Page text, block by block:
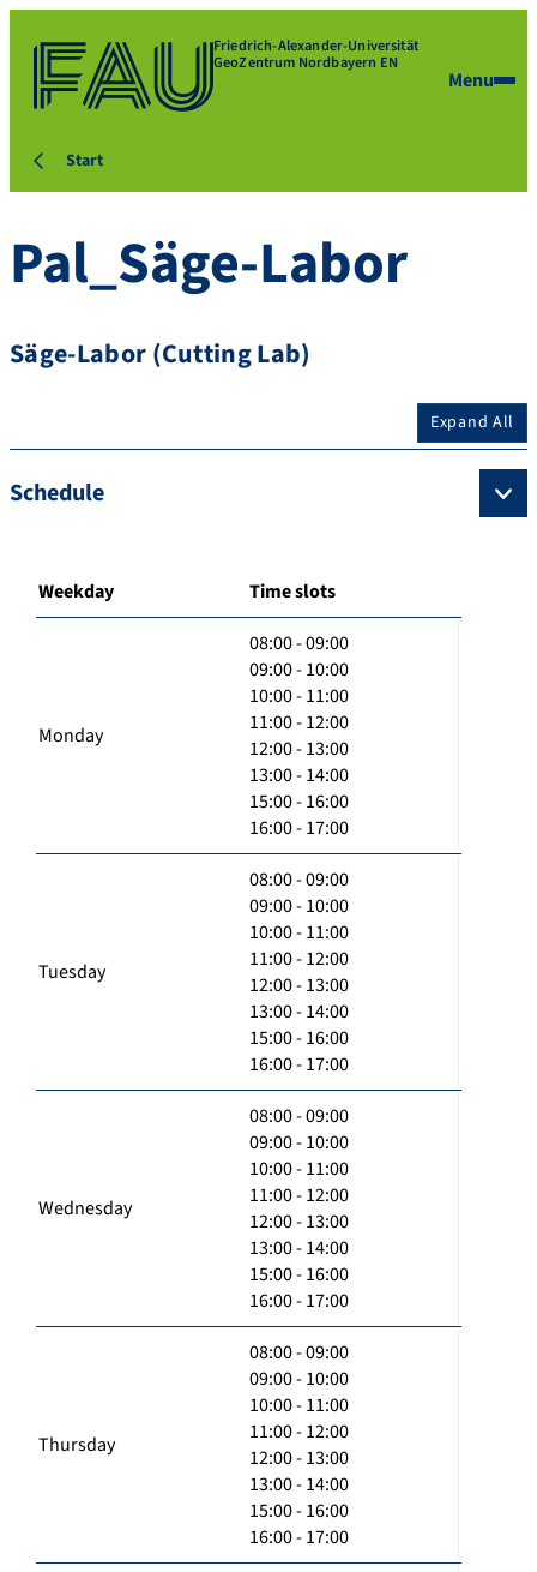
Friedrich-Alexander-Universität
GeoZentrum Nordbayern EN
Menu
Start
Pal_Säge-Labor
Säge-Labor (Cutting Lab)
Expand All
Schedule
Weekday Time slots
Monday
08:00 - 09:00
09:00 - 10:00
10:00 - 11:00
11:00 - 12:00
12:00 - 13:00
13:00 - 14:00
15:00 - 16:00
16:00 - 17:00
Tuesday
08:00 - 09:00
09:00 - 10:00
10:00 - 11:00
11:00 - 12:00
12:00 - 13:00
13:00 - 14:00
15:00 - 16:00
16:00 - 17:00
Wednesday
08:00 - 09:00
09:00 - 10:00
10:00 - 11:00
11:00 - 12:00
12:00 - 13:00
13:00 - 14:00
15:00 - 16:00
16:00 - 17:00
Thursday
08:00 - 09:00
09:00 - 10:00
10:00 - 11:00
11:00 - 12:00
12:00 - 13:00
13:00 - 14:00
15:00 - 16:00
16:00 - 17:00